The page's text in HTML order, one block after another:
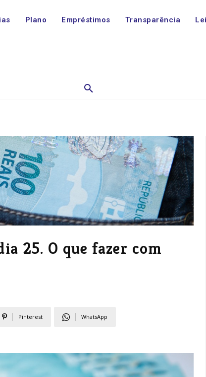
Plano Empréstimos Transparência
25. O que fazer com
Pinterest WhatsApp